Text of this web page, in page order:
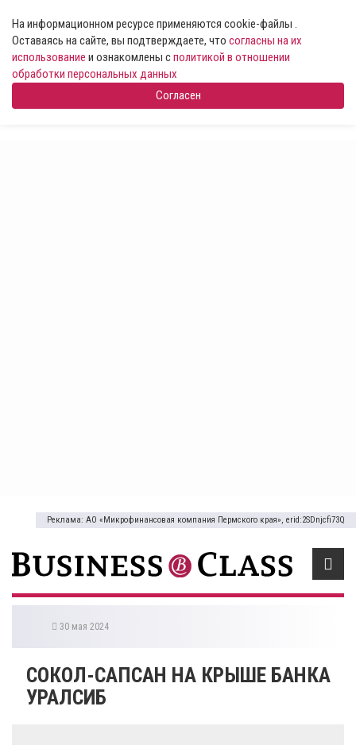
На информационном ресурсе применяются cookie-файлы .
Оставаясь на сайте, вы подтверждаете, что согласны на их
использование и ознакомлены сполитикой в отношении
обработки персональных данных
Согласен
Реклама: АО «Микрофинансовая компания Пермского края», erid:2SDnjcfi73Q
30 мая 2024
СОКОЛ-САПСАН НА КРЫШЕ БАНКА
УРАЛСИБ